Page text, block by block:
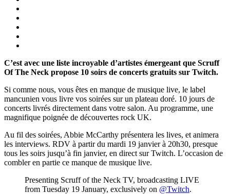
C’est avec une liste incroyable d’artistes émergeant que Scruff
Of The Neck propose 10 soirs de concerts gratuits sur Twitch.
Si comme nous, vous êtes en manque de musique live, le label
mancunien vous livre vos soirées sur un plateau doré. 10 jours de
concerts livrés directement dans votre salon. Au programme, une
magnifique poignée de découvertes rock UK.
Au fil des soirées, Abbie McCarthy présentera les lives, et animera
les interviews. RDV à partir du mardi 19 janvier à 20h30, presque
tous les soirs jusqu’à fin janvier, en direct sur Twitch. L’occasion de
combler en partie ce manque de musique live.
Presenting Scruff of the Neck TV, broadcasting LIVE
from Tuesday 19 January, exclusively on @Twitch.